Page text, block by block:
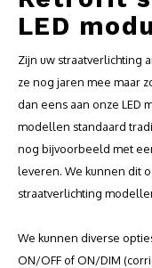
Gamma P - W serie
Storway serie
Peliway serie
Pegaway serie
Verzinkte conische
Verzinkte conische
Verzinkte cilindrische
Verzinkte cilindrische
Verzinkte vierkanten
Verzinkte vierkanten
Geleidehekken
Sportuitrusting
LED
Zijn uw straatverlichting
ze nog jaren mee maar
dan eens aan onze LED
modellen standaard
nog bijvoorbeeld met
leveren. We kunnen dit
straatverlichting
We kunnen diverse
ON/OFF of ON/DIM